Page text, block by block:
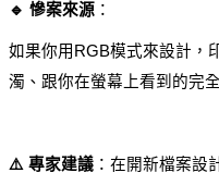
🔹 慘案來源 ：
如果你用RGB模式來設計，
濁、跟你在螢幕上看到的完
⚠️ 專家建議 ：在開新檔案設